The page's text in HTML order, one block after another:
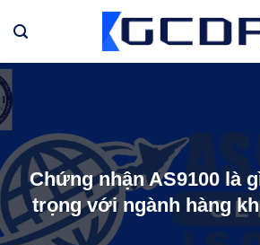
qua
dung
Chứng nhận AS9100 là
trọng với ngành hàng